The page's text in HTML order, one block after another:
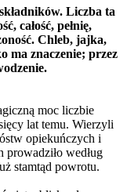
Liczba ta
całość, pełnię,
Chleb, jajka,
ma znaczenie; przez
moc liczbie
lat temu. Wierzyli
opiekuńczych i
prowadziło według
stamtąd powrotu.